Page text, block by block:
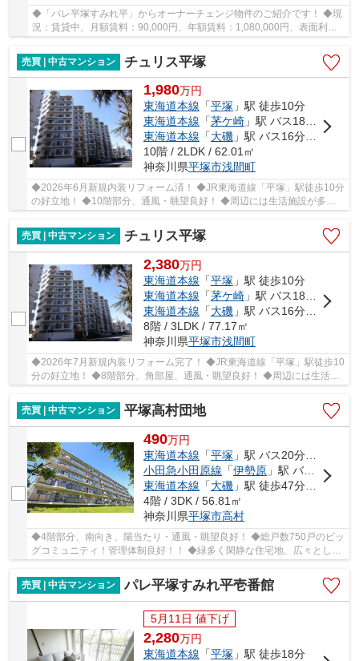
◆「パレ平塚すみれ平」からオーナーチェンジ物件のご紹介です！ ◆現
況：賃貸中、月額賃料：90,000円、年額賃料：1,080,000円、表面利回
り：6.83％ ◆出入りのしやすい2階部分、南向き、...
売買 | 中古マンション
チュリス平塚
1,980万円
東海道本線 「平塚」駅 徒歩10分
東海道本線 「茅ケ崎」駅 バス18分 「四ツ角（平塚市）」 停歩10分
東海道本線 「大磯」駅 バス16分 「銀座通り（平塚市）」 停歩8分
10階 / 2LDK / 62.01㎡
神奈川県平塚市浅間町
◆2026年6月新規内装リフォーム済！ ◆JR東海道線「平塚」駅徒歩10分
の好立地！ ◆10階部分、通風・眺望良好！ ◆周辺には生活施設が多数
売買 | 中古マンション
チュリス平塚
2,380万円
東海道本線 「平塚」駅 徒歩10分
東海道本線 「茅ケ崎」駅 バス18分 「四ツ角（平塚市）」 停歩10分
東海道本線 「大磯」駅 バス16分 「銀座通り（平塚市）」 停歩8分
8階 / 3LDK / 77.17㎡
神奈川県平塚市浅間町
◆2026年7月新規内装リフォーム完了！ ◆JR東海道線「平塚」駅徒歩10
分の好立地！ ◆8階部分、角部屋、通風・眺望良好！ ◆周辺には生活施
売買 | 中古マンション
平塚高村団地
490万円
東海道本線 「平塚 」駅 バス20分 「勝原小学校前」 停歩1分
小田急小田原線 「伊勢原 」駅 バス34分 「勝原小学校前」 停歩1分
東海道本線 「大磯 」駅 徒歩47分車14分 5.8km
4階 / 3DK / 56.81㎡
神奈川県平塚市高村
◆4階部分、南向き、陽当たり・通風・眺望良好！ ◆総戸数750戸のビッ
グコミュニティ！管理体制良好！！ ◆緑多く閑静な住宅地、広々とした
売買 | 中古マンション
パレ平塚すみれ平壱番館
5月11日 値下げ
2,280万円
東海道本線 「平塚 」駅 徒歩18分